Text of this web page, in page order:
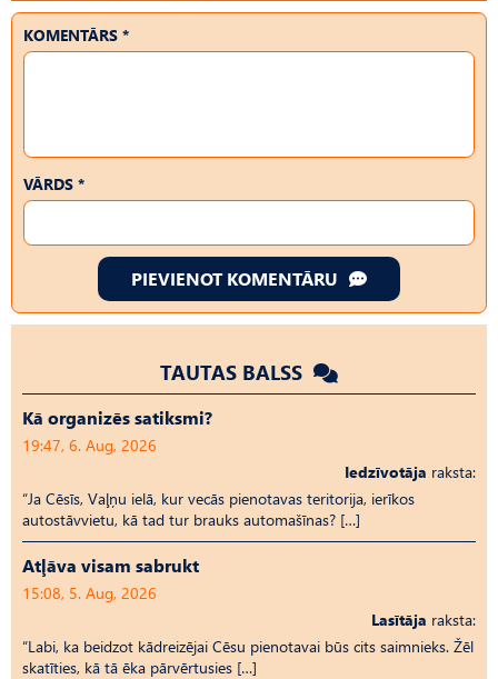
KOMENTĀRS *
VĀRDS *
PIEVIENOT KOMENTĀRU
TAUTAS BALSS
Kā organizēs satiksmi?
19:47, 6. Aug, 2026
Iedzīvotāja raksta:
“Ja Cēsīs, Vaļņu ielā, kur vecās pienotavas teritorija, ierīkos
autostāvvietu, kā tad tur brauks automašīnas? […]
Atļāva visam sabrukt
15:08, 5. Aug, 2026
Lasītāja raksta:
“Labi, ka beidzot kādreizējai Cēsu pienotavai būs cits saimnieks. Žēl
skatīties, kā tā ēka pārvērtusies […]